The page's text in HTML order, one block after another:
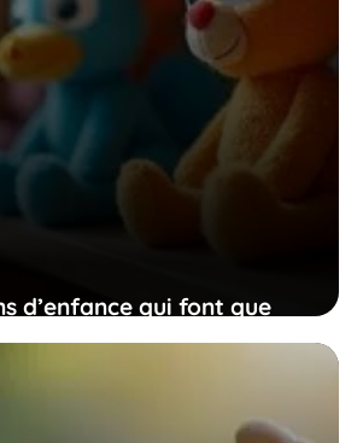
d’enfance qui font que
éloignés de leurs frères